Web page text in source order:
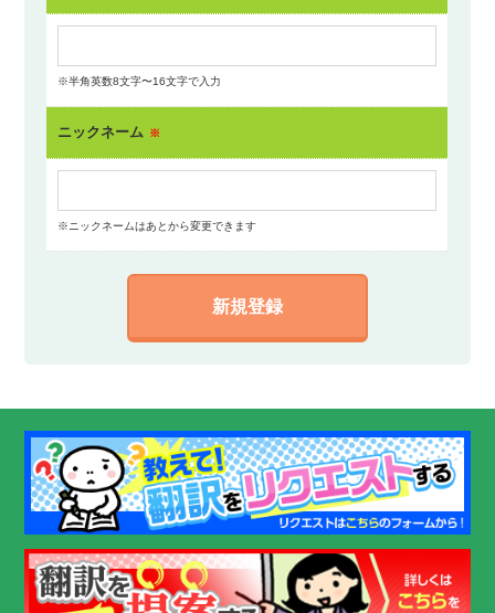
※半角英数8文字〜16文字で入力
ニックネーム ※
※ニックネームはあとから変更できます
新規登録